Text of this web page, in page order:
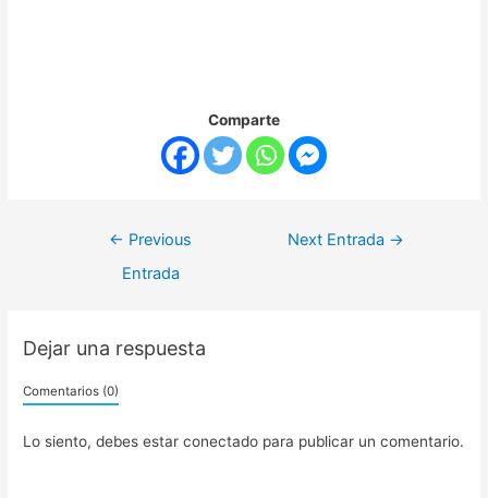
Comparte
← Previous
Entrada
Next Entrada →
Dejar una respuesta
Comentarios (0)
Lo siento, debes estarconectado para publicar un comentario.